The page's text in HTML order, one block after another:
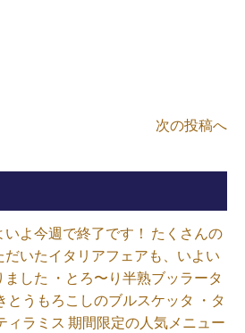
次の投稿へ
よ今週で終了です！ たくさんの
いたイタリアフェアも、いよい
した ・とろ〜り半熟ブッラータ
とうもろこしのブルスケッタ ・タ
ィラミス 期間限定の人気メニュー